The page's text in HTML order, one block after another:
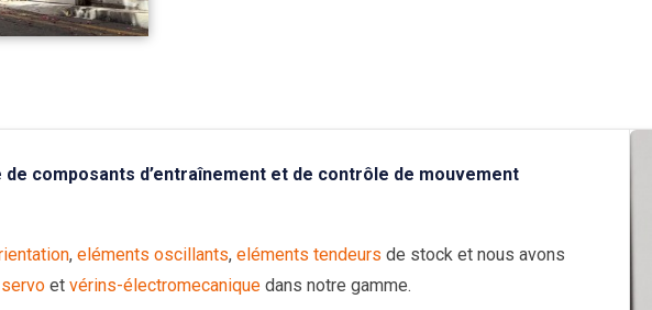
composants d’entraînement et de contrôle de mouvement
, eléments oscillants, eléments tendeurs de stock et nous avons
et vérins-électromecanique dans notre gamme.